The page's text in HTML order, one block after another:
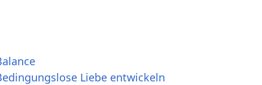
Liebe entwickeln